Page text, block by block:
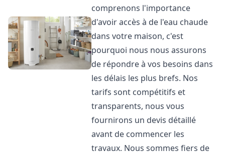
comprenons l'importance
d'avoir accès à de l'eau chaude
dans votre maison, c'est
pourquoi nous nous assurons
de répondre à vos besoins dans
les délais les plus brefs. Nos
tarifs sont compétitifs et
transparents, nous vous
fournirons un devis détaillé
avant de commencer les
travaux. Nous sommes fiers de